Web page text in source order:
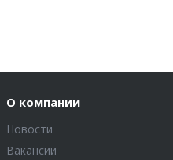
О компании
Новости
Вакансии